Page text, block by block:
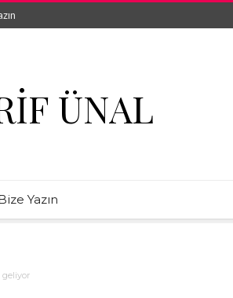
ÜNAL
Yazın
geliyor